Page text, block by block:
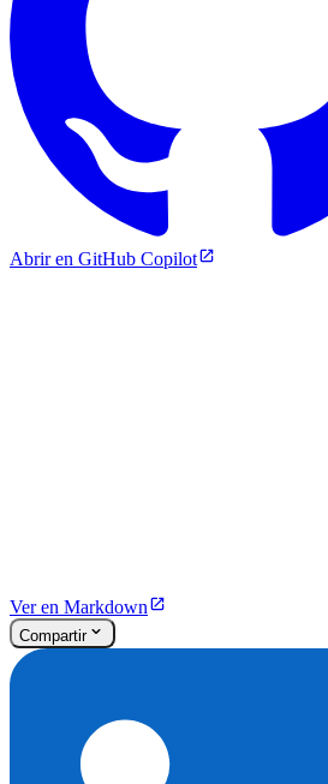
Abrir en GitHub Copilot
Ver en Markdown
Compartir